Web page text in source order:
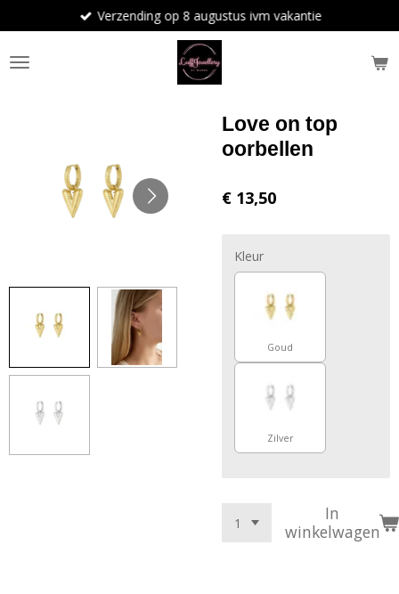
direct
naar
de
Verzending op 8 augustus ivm vakantie
Love on top
oorbellen
€ 13,50
Kleur
Goud
Zilver
In
winkelwagen